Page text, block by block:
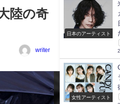
陸の奇
writer
日本のアーティスト
女性アーティスト